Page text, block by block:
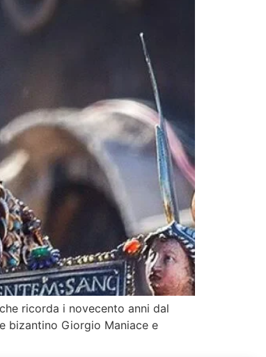
ricorda i novecento anni dal
bizantino Giorgio Maniace e